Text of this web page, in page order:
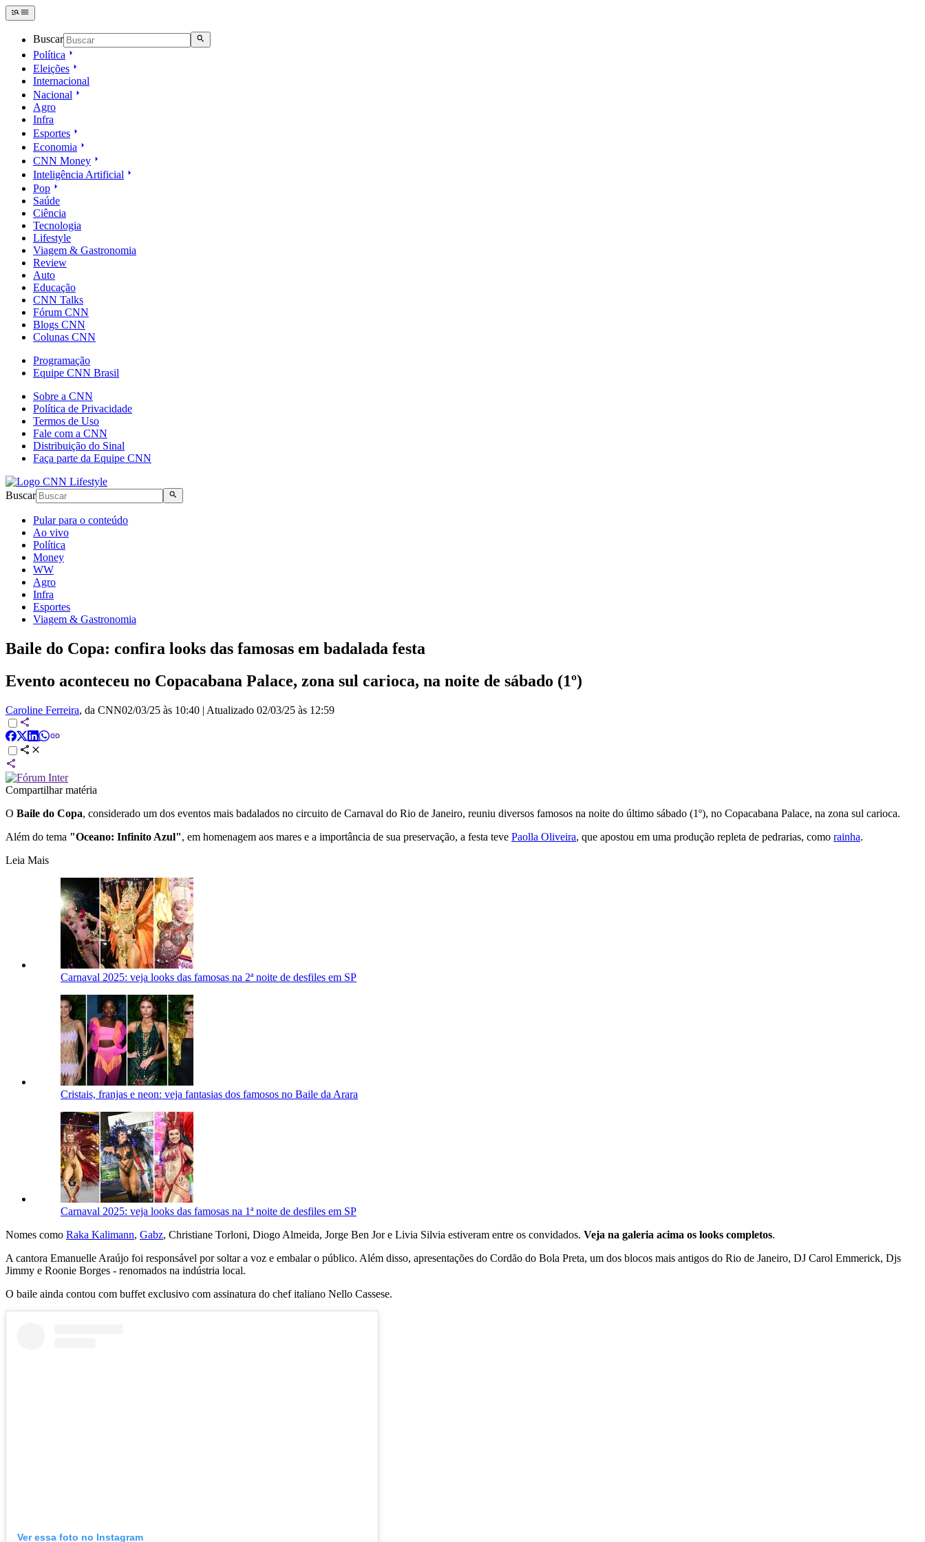
Buscar
Política
Eleições
Internacional
Nacional
Agro
Infra
Esportes
Economia
CNN Money
Inteligência Artificial
Pop
Saúde
Ciência
Tecnologia
Lifestyle
Viagem & Gastronomia
Review
Auto
Educação
CNN Talks
Fórum CNN
Blogs CNN
Colunas CNN
Programação
Equipe CNN Brasil
Sobre a CNN
Política de Privacidade
Termos de Uso
Fale com a CNN
Distribuição do Sinal
Faça parte da Equipe CNN
Buscar
Pular para o conteúdo
Ao vivo
Política
Money
WW
Agro
Infra
Esportes
Viagem & Gastronomia
Baile do Copa: confira looks das famosas em badalada festa
Evento aconteceu no Copacabana Palace, zona sul carioca, na noite de sábado (1º)
Caroline Ferreira, da CNN02/03/25 às 10:40 | Atualizado 02/03/25 às 12:59
Compartilhar matéria
O Baile do Copa, considerado um dos eventos mais badalados no circuito de Carnaval do Rio de Janeiro, reuniu diversos famosos na noite do último sábado (1º), no Copacabana Palace, na zona sul carioca.
Além do tema "Oceano: Infinito Azul", em homenagem aos mares e a importância de sua preservação, a festa teve Paolla Oliveira, que apostou em uma produção repleta de pedrarias, como rainha.
Leia Mais
Carnaval 2025: veja looks das famosas na 2ª noite de desfiles em SP
Cristais, franjas e neon: veja fantasias dos famosos no Baile da Arara
Carnaval 2025: veja looks das famosas na 1ª noite de desfiles em SP
Nomes como Raka Kalimann, Gabz, Christiane Torloni, Diogo Almeida, Jorge Ben Jor e Livia Silvia estiveram entre os convidados. Veja na galeria acima os looks completos.
A cantora Emanuelle Araújo foi responsável por soltar a voz e embalar o público. Além disso, apresentações do Cordão do Bola Preta, um dos blocos mais antigos do Rio de Janeiro, DJ Carol Emmerick, Djs
Jimmy e Roonie Borges - renomados na indústria local.
O baile ainda contou com buffet exclusivo com assinatura do chef italiano Nello Cassese.
Ver essa foto no Instagram